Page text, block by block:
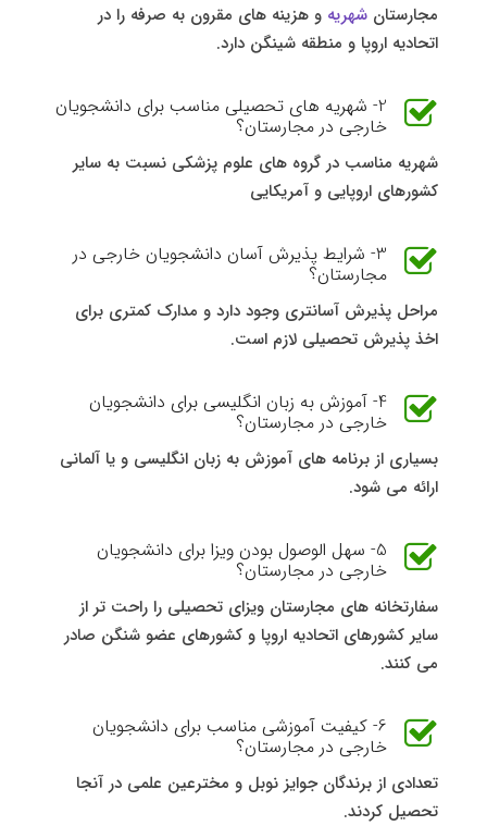
مجارستان شهریه و هزینه های مقرون به صرفه را در
اتحادیه اروپا و منطقه شینگن دارد.
2- شهریه های تحصیلی مناسب برای دانشجویان
خارجی در مجارستان؟
شهریه مناسب در گروه های علوم پزشکی نسبت به سایر
کشورهای اروپایی و آمریکایی
3- شرایط پذیرش آسان دانشجویان خارجی در
مجارستان؟
مراحل پذیرش آسانتری وجود دارد و مدارک کمتری برای
اخذ پذیرش تحصیلی لازم است.
4- آموزش به زبان انگلیسی برای دانشجویان
خارجی در مجارستان؟
بسیاری از برنامه های آموزش به زبان انگلیسی و یا آلمانی
ارائه می شود.
5- سهل الوصول بودن ویزا برای دانشجویان
خارجی در مجارستان؟
سفارتخانه های مجارستان ویزای تحصیلی را راحت تر از
سایر کشورهای اتحادیه اروپا و کشورهای عضو شنگن صادر
می کنند.
6- کیفیت آموزشی مناسب برای دانشجویان
خارجی در مجارستان؟
تعدادی از برندگان جوایز نوبل و مخترعین علمی در آنجا
تحصیل کردند.